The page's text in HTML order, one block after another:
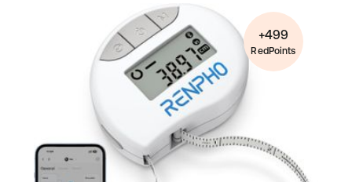
+499
RedPoints